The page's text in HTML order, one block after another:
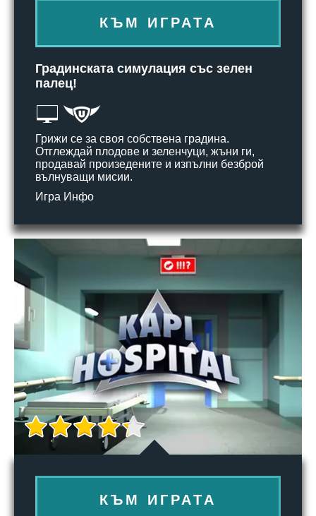
КЪМ ИГРАТА
Градинската симулация със зелен
палец!
Грижи се за своя собствена градина.
Отглеждай плодове и зеленчуци, жъни ги,
продавай произедените и изпълни безброй
вълнуващи мисии.
Игра Инфо
КЪМ ИГРАТА